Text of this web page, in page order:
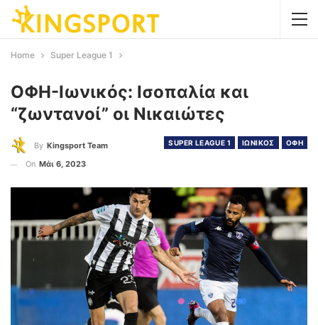
Home Super League 1
ΟΦΗ-Ιωνικός: Ισοπαλία και
“ζωντανοί” οι Νικαιώτες
SUPER LEAGUE 1 ΙΩΝΙΚΟΣ ΟΦΗ
By Kingsport Team
On Μάι 6, 2023